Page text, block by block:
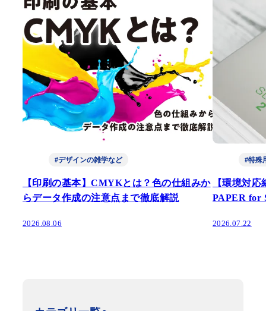
#デザインの雑学など
【印刷の基本】CMYKとは？色の仕組みか
らデータ作成の注意点まで徹底解説
2026.08.06
#特殊
【環境対
PAPER for
2026.07.22